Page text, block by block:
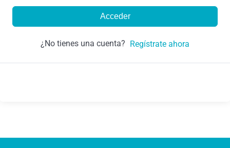
Acceder
¿No tienes una cuenta? Regístrate ahora